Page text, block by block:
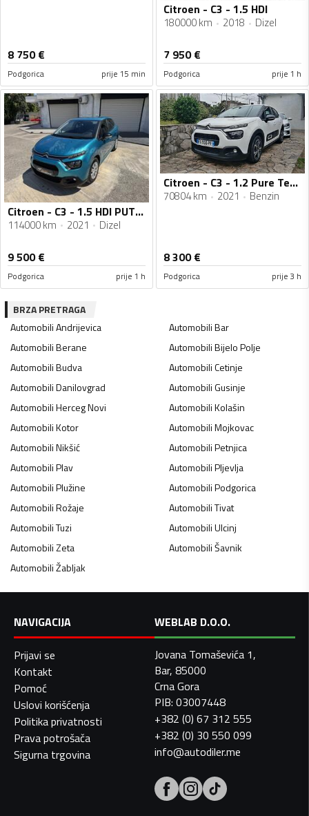
8 750€
Podgorica prije 15 min
Citroen - C3 - 1.5 HDI
180000 km 2018 Dizel
7 950€
Podgorica prije 1 h
Citroen - C3 - 1.5 HDI PUTNICKI
114000 km 2021 Dizel
9 500€
Podgorica prije 1 h
Citroen - C3 - 1.2 Pure Tech Novi model3/2021
70804 km 2021 Benzin
8 300€
Podgorica prije 3 h
BRZA PRETRAGA
AutomobiliAndrijevica AutomobiliBar
AutomobiliBerane AutomobiliBijelo Polje
AutomobiliBudva AutomobiliCetinje
AutomobiliDanilovgrad AutomobiliGusinje
AutomobiliHerceg Novi AutomobiliKolašin
AutomobiliKotor AutomobiliMojkovac
AutomobiliNikšić AutomobiliPetnjica
AutomobiliPlav AutomobiliPljevlja
AutomobiliPlužine AutomobiliPodgorica
AutomobiliRožaje AutomobiliTivat
AutomobiliTuzi AutomobiliUlcinj
AutomobiliZeta AutomobiliŠavnik
AutomobiliŽabljak
NAVIGACIJA
Prijavi se
Kontakt
Pomoć
Uslovi korišćenja
Politika privatnosti
Prava potrošača
Sigurna trgovina
WEBLAB D.O.O.
Jovana Tomaševića 1,
Bar, 85000
Crna Gora
PIB: 03007448
+382 (0) 67 312 555
+382 (0) 30 550 099
info@autodiler.me